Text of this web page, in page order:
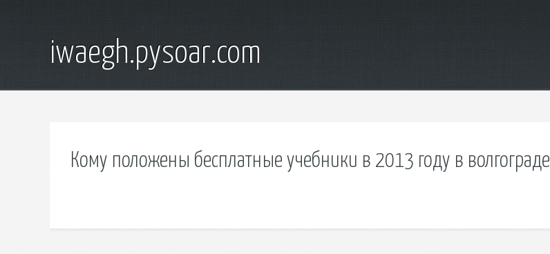
iwaegh.pysoar.com
Кому положены бесплатные учебники в 2013 году в волгограде